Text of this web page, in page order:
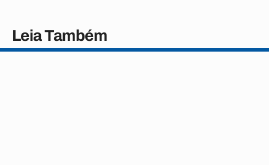
Leia Também